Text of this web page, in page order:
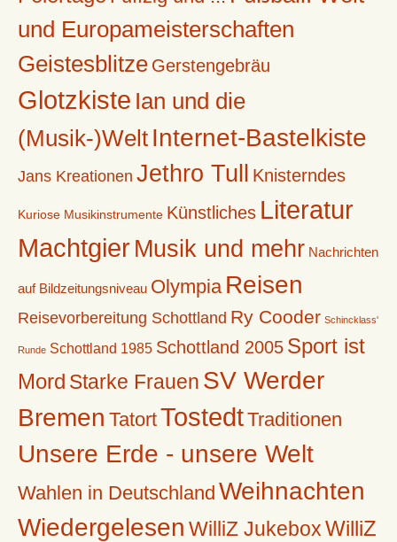
und Europameisterschaften
Geistesblitze Gerstengebräu
Glotzkiste Ian und die
(Musik-)Welt Internet-Bastelkiste
Jans Kreationen Jethro Tull Knisterndes
Kuriose Musikinstrumente Künstliches Literatur
MachtgierMusik und mehr Nachrichten
auf Bildzeitungsniveau Olympia Reisen
Reisevorbereitung Schottland Ry Cooder Schincklass'
Runde Schottland 1985 Schottland 2005 Sport ist
Mord Starke Frauen SV Werder
Bremen TatortTostedtTraditionen
Unsere Erde - unsere Welt
Wahlen in Deutschland Weihnachten
Wiedergelesen WilliZ Jukebox WilliZ